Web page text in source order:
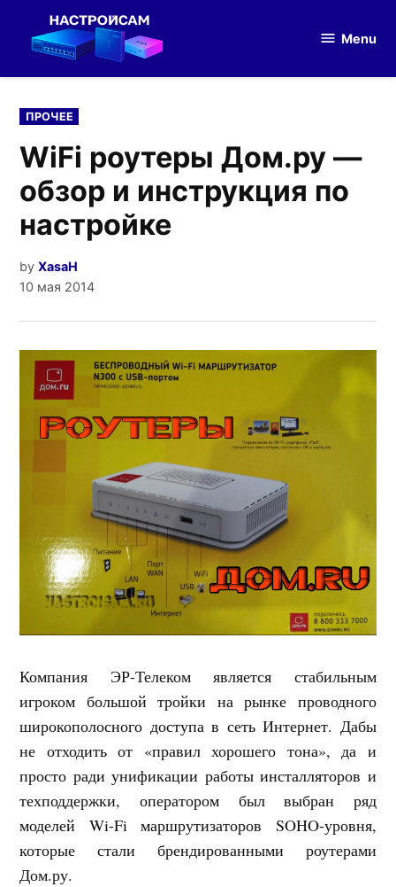
оборудования
Menu
POSTED
IN
ПРОЧЕЕ
WiFi роутеры Дом.ру —
обзор и инструкция по
настройке
by XasaH
10 мая 2014
Компания ЭР-Телеком является стабильным
игроком большой тройки на рынке проводного
широкополосного доступа в сеть Интернет. Дабы
не отходить от «правил хорошего тона», да и
просто ради унификации работы инсталляторов и
техподдержки, оператором был выбран ряд
моделей Wi-Fi маршрутизаторов SOHO-уровня,
которые стали брендированными роутерами
Дом.ру.